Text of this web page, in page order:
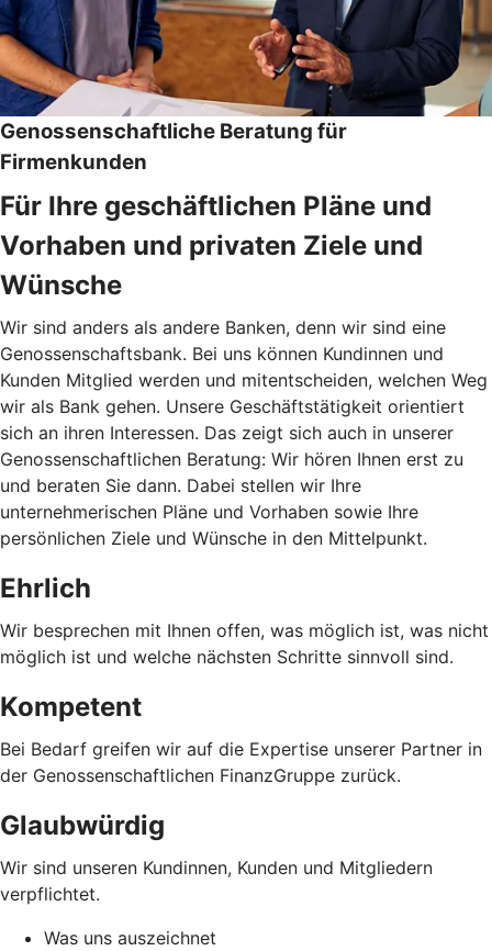
Genossenschaftliche Beratung für
Firmenkunden
Für Ihre geschäftlichen Pläne und
Vorhaben und privaten Ziele und
Wünsche
Wir sind anders als andere Banken, denn wir sind eine
Genossenschaftsbank. Bei uns können Kundinnen und
Kunden Mitglied werden und mitentscheiden, welchen Weg
wir als Bank gehen. Unsere Geschäftstätigkeit orientiert
sich an ihren Interessen. Das zeigt sich auch in unserer
Genossenschaftlichen Beratung: Wir hören Ihnen erst zu
und beraten Sie dann. Dabei stellen wir Ihre
unternehmerischen Pläne und Vorhaben sowie Ihre
persönlichen Ziele und Wünsche in den Mittelpunkt.
Ehrlich
Wir besprechen mit Ihnen offen, was möglich ist, was nicht
möglich ist und welche nächsten Schritte sinnvoll sind.
Kompetent
Bei Bedarf greifen wir auf die Expertise unserer Partner in
der Genossenschaftlichen FinanzGruppe zurück.
Glaubwürdig
Wir sind unseren Kundinnen, Kunden und Mitgliedern
verpflichtet.
Was uns auszeichnet